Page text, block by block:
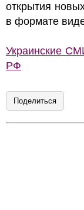
открытия
в формате
Украинские
РФ
Поделиться